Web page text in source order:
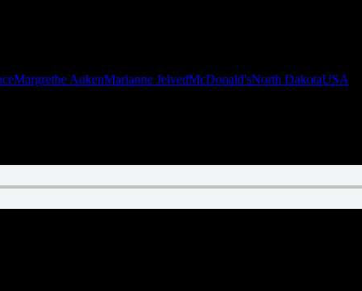
Margrethe AukenMarianne JelvedMcDonald'sNorth DakotaUSA